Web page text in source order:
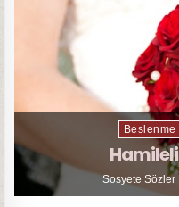
Sosyete Sözler